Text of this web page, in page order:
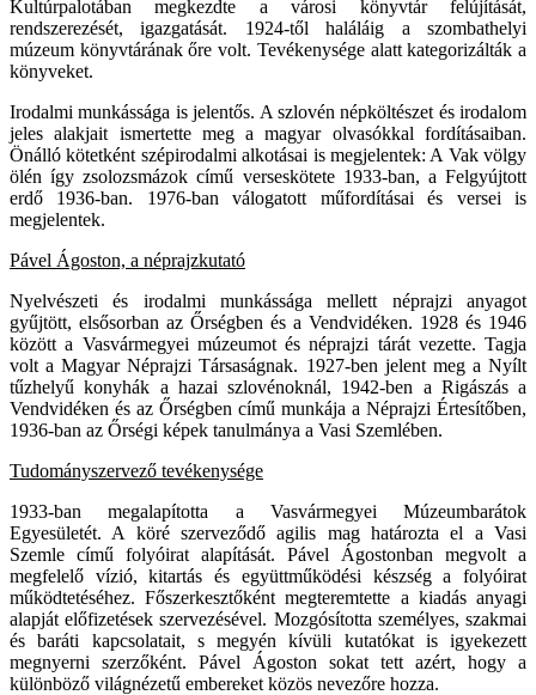
Kultúrpalotában megkezdte a városi könyvtár felújítását,
rendszerezését, igazgatását. 1924-től haláláig a szombathelyi
múzeum könyvtárának őre volt. Tevékenysége alatt kategorizálták a
könyveket.
Irodalmi munkássága is jelentős. A szlovén népköltészet és irodalom
jeles alakjait ismertette meg a magyar olvasókkal fordításaiban.
Önálló kötetként szépirodalmi alkotásai is megjelentek: A Vak völgy
ölén így zsolozsmázok című verseskötete 1933-ban, a Felgyújtott
erdő 1936-ban. 1976-ban válogatott műfordításai és versei is
megjelentek.
Pável Ágoston, a néprajzkutató
Nyelvészeti és irodalmi munkássága mellett néprajzi anyagot
gyűjtött, elsősorban az Őrségben és a Vendvidéken. 1928 és 1946
között a Vasvármegyei múzeumot és néprajzi tárát vezette. Tagja
volt a Magyar Néprajzi Társaságnak. 1927-ben jelent meg a Nyílt
tűzhelyű konyhák a hazai szlovénoknál, 1942-ben a Rigászás a
Vendvidéken és az Őrségben című munkája a Néprajzi Értesítőben,
1936-ban az Őrségi képek tanulmánya a Vasi Szemlében.
Tudományszervező tevékenysége
1933-ban megalapította a Vasvármegyei Múzeumbarátok
Egyesületét. A köré szerveződő agilis mag határozta el a Vasi
Szemle című folyóirat alapítását. Pável Ágostonban megvolt a
megfelelő vízió, kitartás és együttműködési készség a folyóirat
működtetéséhez. Főszerkesztőként megteremtette a kiadás anyagi
alapját előfizetések szervezésével. Mozgósította személyes, szakmai
és baráti kapcsolatait, s megyén kívüli kutatókat is igyekezett
megnyerni szerzőként. Pável Ágoston sokat tett azért, hogy a
különböző világnézetű embereket közös nevezőre hozza.